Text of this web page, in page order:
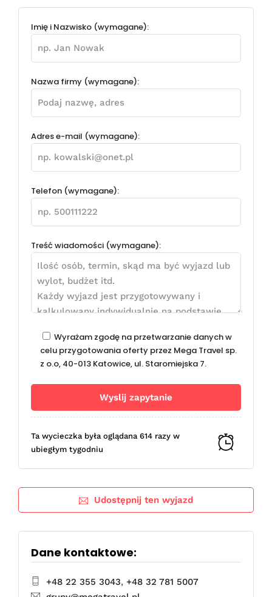
Imię i Nazwisko (wymagane):
Nazwa firmy (wymagane):
Adres e-mail (wymagane):
Telefon (wymagane):
Treść wiadomości (wymagane):
Wyrażam zgodę na przetwarzanie danych w
celu przygotowania oferty przez Mega Travel sp.
z o.o, 40-013 Katowice, ul. Staromiejska 7.
Ta wycieczka była oglądana 614 razy w
ubiegłym tygodniu
Udostępnij ten wyjazd
Dane kontaktowe:
+48 22 355 3043, +48 32 781 5007